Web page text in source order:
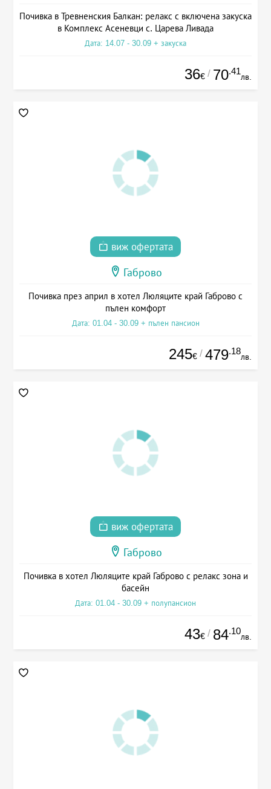
Почивка в Тревненския Балкан: релакс с включена закуска
в Комплекс Асеневци с. Царева Ливада
Дата: 14.07 - 30.09 + закуска
36€ / 70.41
лв.
виж офертата
Габрово
Почивка през април в хотел Люляците край Габрово с
пълен комфорт
Дата: 01.04 - 30.09 + пълен пансион
245€ / 479.18
лв.
виж офертата
Габрово
Почивка в хотел Люляците край Габрово с релакс зона и
басейн
Дата: 01.04 - 30.09 + полупансион
43€ / 84.10
лв.